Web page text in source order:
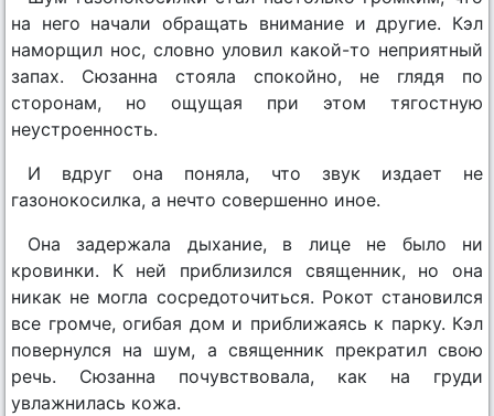
на него начали обращать внимание и другие. Кэл
наморщил нос, словно уловил какой-то неприятный
запах. Сюзанна стояла спокойно, не глядя по
сторонам, но ощущая при этом тягостную
неустроенность.
И вдруг она поняла, что звук издает не
газонокосилка, а нечто совершенно иное.
Она задержала дыхание, в лице не было ни
кровинки. К ней приблизился священник, но она
никак не могла сосредоточиться. Рокот становился
все громче, огибая дом и приближаясь к парку. Кэл
повернулся на шум, а священник прекратил свою
речь. Сюзанна почувствовала, как на груди
увлажнилась кожа.